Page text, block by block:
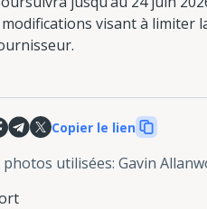
visant à limiter
Copier le lien
photos utilisées: Gavin